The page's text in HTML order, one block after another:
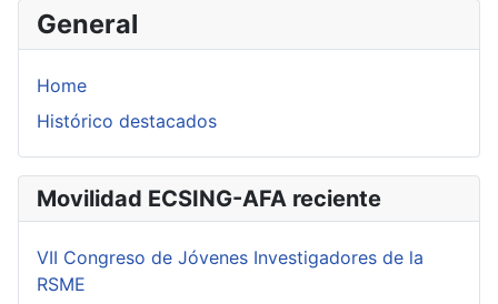
General
Home
Histórico destacados
Movilidad ECSING-AFA reciente
VII Congreso de Jóvenes Investigadores de la
RSME